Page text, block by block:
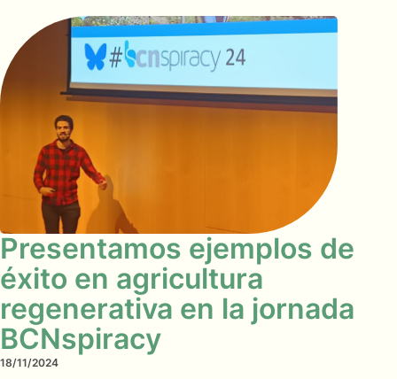
Presentamos ejemplos de
éxito en agricultura
regenerativa en la jornada
BCNspiracy
18/11/2024